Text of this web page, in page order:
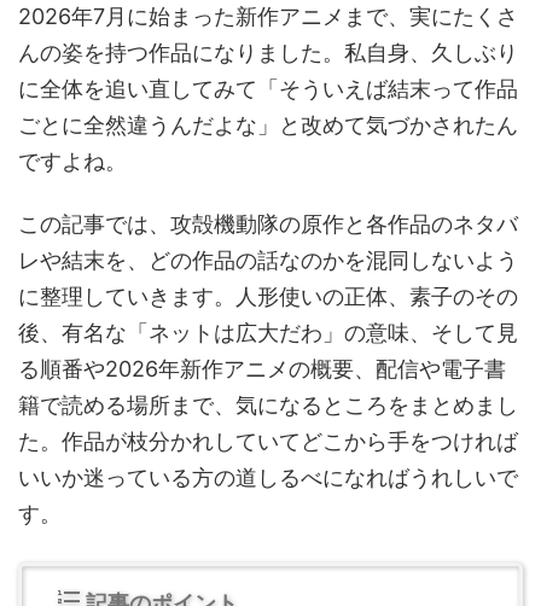
2026年7月に始まった新作アニメまで、実にたくさ
んの姿を持つ作品になりました。私自身、久しぶり
に全体を追い直してみて「そういえば結末って作品
ごとに全然違うんだよな」と改めて気づかされたん
ですよね。
この記事では、攻殻機動隊の原作と各作品のネタバ
レや結末を、どの作品の話なのかを混同しないよう
に整理していきます。人形使いの正体、素子のその
後、有名な「ネットは広大だわ」の意味、そして見
る順番や2026年新作アニメの概要、配信や電子書
籍で読める場所まで、気になるところをまとめまし
た。作品が枝分かれしていてどこから手をつければ
いいか迷っている方の道しるべになればうれしいで
す。